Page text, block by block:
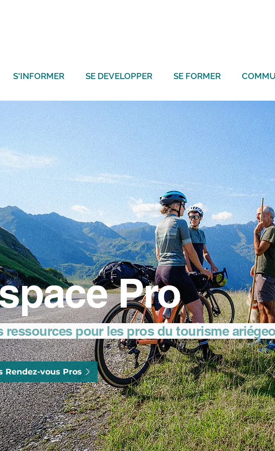
Pro
ressources pour les pros du tourisme
Rendez-vous Pros
S'INFORMER SE DEVELOPPER SE FORMER